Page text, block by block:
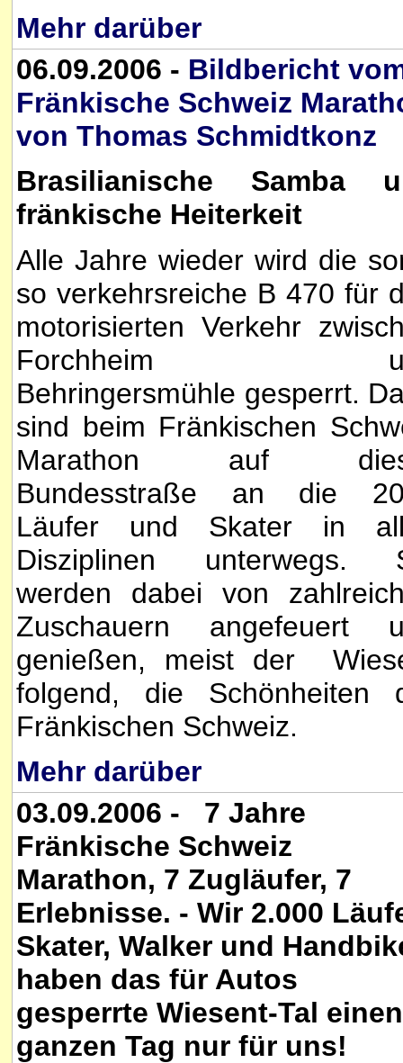
Mehr darüber
06.09.2006 - Bildbericht
Fränkische Schweiz
von Thomas Schmidtkonz
Brasilianische Samba
fränkische Heiterkeit
Alle Jahre wieder wird die
so verkehrsreiche B 470 für
motorisierten Verkehr
Forchheim
Behringersmühle gesperrt.
sind beim Fränkischen
Marathon auf
Bundesstraße an die
Läufer und Skater in
Disziplinen unterwegs.
werden dabei von
Zuschauern angefeuert
genießen, meist der
folgend, die Schönheiten
Fränkischen Schweiz.
Mehr darüber
03.09.2006 - 7 Jahre
Fränkische Schweiz
Marathon, 7 Zugläufer, 7
Erlebnisse. - Wir 2.000
Skater, Walker und
haben das für Autos
gesperrte Wiesent-Tal einen
ganzen Tag nur für uns!